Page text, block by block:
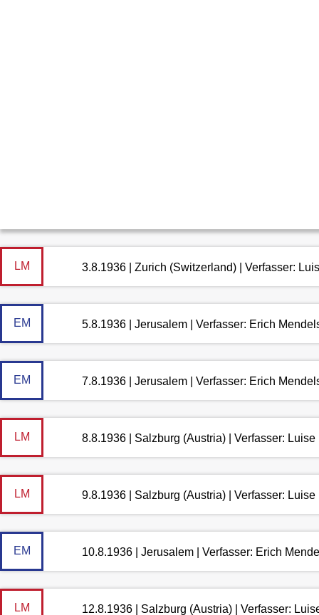
LM 3.8.1936 | Zurich (Switzerland) | Verfasser:
EM 5.8.1936 | Jerusalem | Verfasser: Erich
EM 7.8.1936 | Jerusalem | Verfasser: Erich
LM 8.8.1936 | Salzburg (Austria) | Verfasser:
LM 9.8.1936 | Salzburg (Austria) | Verfasser:
EM 10.8.1936 | Jerusalem | Verfasser: Erich
LM 12.8.1936 | Salzburg (Austria) | Verfasser: